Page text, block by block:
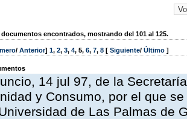
documentos encontrados, mostrando del 101 al 125.
/ Anterior] 1, 2, 3, 4, 5, 6, 7, 8 [ Siguiente/ Último ]
14 jul 97, de la
y Consumo, por el que
de Las Palmas de